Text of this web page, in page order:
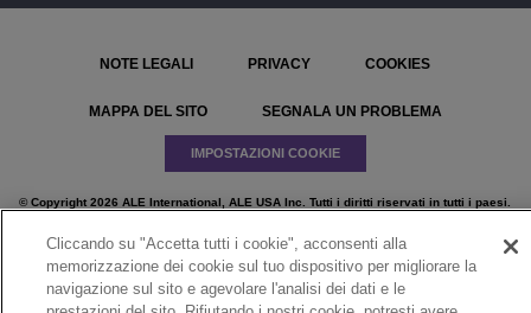
© Copyright 2026 ALE International, ALE USA Inc. Tutti i diritti riservati in tutti i paesi.
NOTE LEGALI PRIVACY COOKIES
MAPPA DEL SITO SEGNALA UN PROBLEMA
IMPOSTAZIONI COOKIE
Cliccando su "Accetta tutti i cookie", acconsenti alla
memorizzazione dei cookie sul tuo dispositivo per migliorare la
navigazione sul sito e agevolare l'analisi dei dati e le